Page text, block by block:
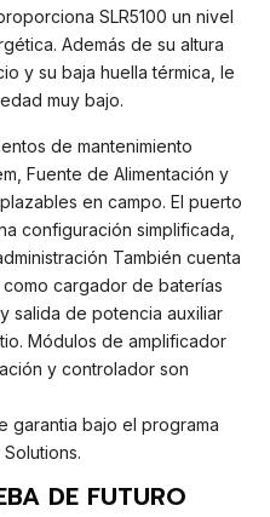
SLR5100 un nivel
Además de su altura
y su baja huella térmica, le
muy bajo.
de mantenimiento
Fuente de Alimentación y
en campo. El puerto
configuración simplificada,
También cuenta
cargador de baterías
salida de potencia auxiliar
Módulos de amplificador
y controlador son
garantia bajo el programa
DE FUTURO